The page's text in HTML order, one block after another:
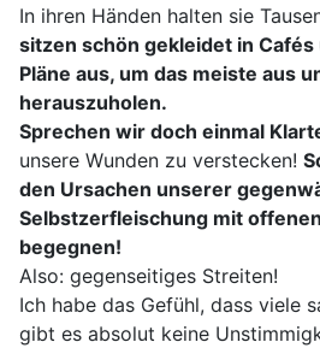
In ihren Händen halten sie
sitzen schön gekleidet in
Pläne aus, um das meiste aus
herauszuholen.
Sprechen wir doch einmal
unsere Wunden zu verstecken!
den Ursachen unserer
Selbstzerfleischung mit
begegnen!
Also: gegenseitiges Streiten!
Ich habe das Gefühl, dass viele
gibt es absolut keine